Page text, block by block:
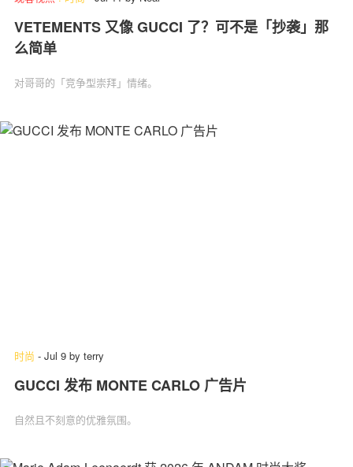
VETEMENTS 又像 GUCCI 了？可不是「抄袭」那
么简单
对哥哥的「竞争型崇拜」情绪。
时尚 - Jul 9 by terry
GUCCI 发布 MONTE CARLO 广告片
自然且不刻意的优雅氛围。